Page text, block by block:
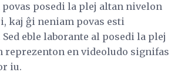
posedi la plej altan nivelon
kaj ĝi neniam povas esti
eble laborante al posedi la plej
reprezenton en videoludo signifas
iu.